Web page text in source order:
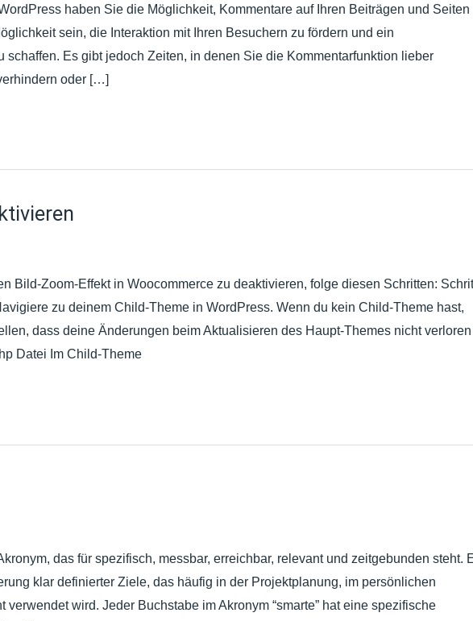
haben Sie die Möglichkeit, Kommentare auf Ihren Beiträgen und Seiten
sein, die Interaktion mit Ihren Besuchern zu fördern und ein
schaffen. Es gibt jedoch Zeiten, in denen Sie die Kommentarfunktion lieber
oder […]
Bild-Zoom-Effekt in Woocommerce zu deaktivieren, folge diesen Schritten:
zu deinem Child-Theme in WordPress. Wenn du kein Child-Theme hast,
dass deine Änderungen beim Aktualisieren des Haupt-Themes nicht verloren
Datei Im Child-Theme
das für spezifisch, messbar, erreichbar, relevant und zeitgebunden steht.
klar definierter Ziele, das häufig in der Projektplanung, im persönlichen
wird. Jeder Buchstabe im Akronym “smarte” hat eine spezifische